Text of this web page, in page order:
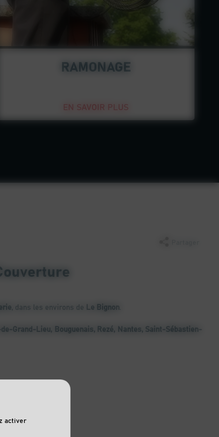
activer
RAMONAGE
EN SAVOIR PLUS
, dans les environs de Le Bignon.
Grand-Lieu, Bouguenais, Rezé, Nantes, Saint-Sébastien-